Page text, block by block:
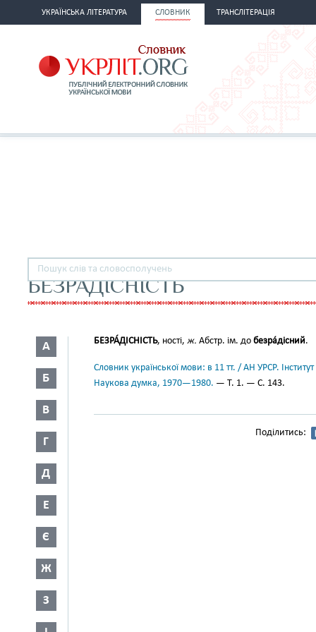
УКРАЇНСЬКА ЛІТЕРАТУРА СЛОВНИК ТРАНСЛІТЕРАЦІЯ
БЕЗРАДІСНІСТЬ
А
Б
В
Г
Д
Е
Є
Ж
З
БЕЗРА́ДІСНІСТЬ, ності, ж. Абстр. ім. до безра́дісний.
Словник української мови: в 11 тт. / АН УРСР.
Наукова думка, 1970—1980. — Т. 1. — С. 143.
Поділитись: